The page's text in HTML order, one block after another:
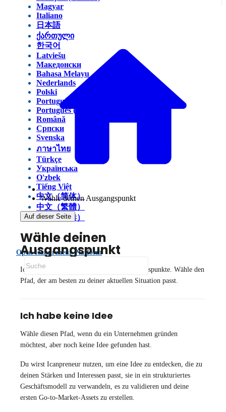
Magyar
Italiano
日本語
ქართული
한국어
Latviešu
Македонски
Bahasa Melayu
Nederlands
Polski
Português (Brasil)
Português (Portugal)
Română
Српски
Svenska
ภาษาไทย
Türkçe
Українська
O'zbek
Tiếng Việt
中文（简体）
中文（繁體）
中文（香港）
Open Icanpreneur Platform
Wähle deinen Ausgangspunkt
Auf dieser Seite
Wähle deinen
Ausgangspunkt
Icanpreneur unterstützt drei häufige Ausgangspunkte. Wähle den
Pfad, der am besten zu deiner aktuellen Situation passt.
Ich habe keine Idee
Wähle diesen Pfad, wenn du ein Unternehmen gründen
möchtest, aber noch keine Idee gefunden hast.
Du wirst Icanpreneur nutzen, um eine Idee zu entdecken, die zu
deinen Stärken und Interessen passt, sie in ein strukturiertes
Geschäftsmodell zu verwandeln, es zu validieren und deine
ersten Go-to-Market-Assets zu erstellen.